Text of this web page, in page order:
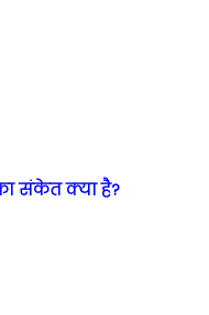
संकेत क्या है?